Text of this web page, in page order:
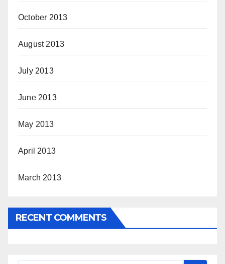
October 2013
August 2013
July 2013
June 2013
May 2013
April 2013
March 2013
RECENT COMMENTS